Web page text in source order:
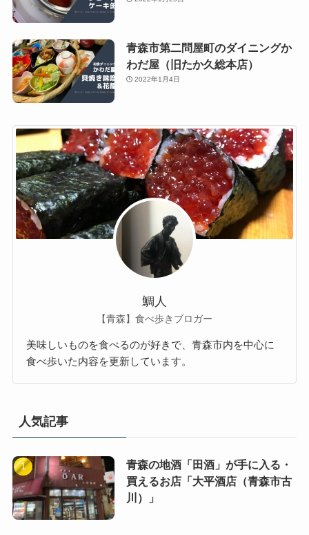
青森市第二問屋町のダイニングか
わだ屋（旧たか久総本店）
2022年1月4日
鯛人
【青森】食べ歩きブロガー
美味しいものを食べるのが好きで、青森市内を中心に
食べ歩いた内容を更新しています。
人気記事
青森の地酒「田酒」が手に入る・
買えるお店「大平酒店（青森市古
川）」